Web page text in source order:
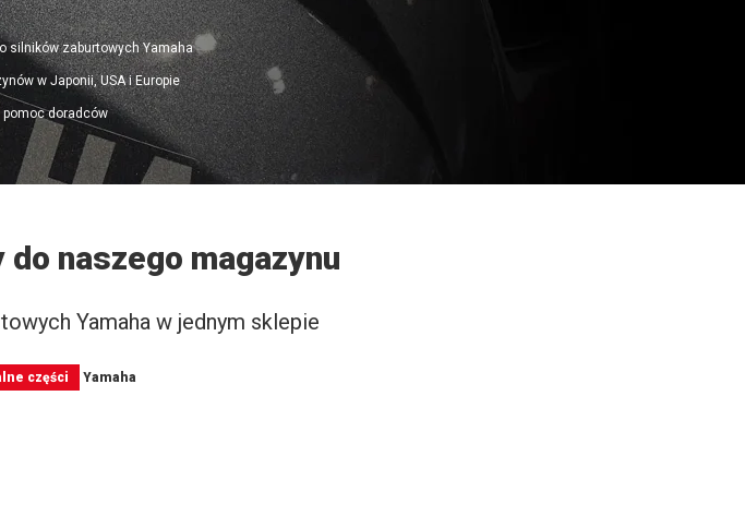
silników zaburtowych Yamaha
w Japonii, USA i Europie
doradców
naszego magazynu
Yamaha w jednym sklepie
części Yamaha